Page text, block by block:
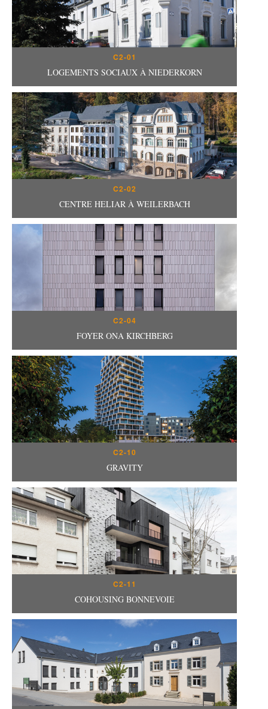
C2-01
LOGEMENTS SOCIAUX À NIEDERKORN
C2-02
CENTRE HELIAR À WEILERBACH
C2-04
FOYER ONA KIRCHBERG
C2-10
GRAVITY
C2-11
COHOUSING BONNEVOIE